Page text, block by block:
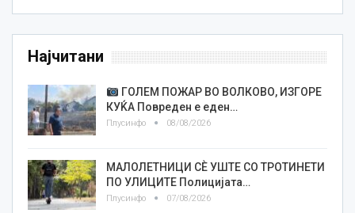
Најчитани
ГОЛЕМ ПОЖАР ВО ВОЛКОВО, ИЗГОРЕ
КУЌА Повреден е еден…
Плусинфо 08/08/2026
МАЛОЛЕТНИЦИ СÈ УШТЕ СО ТРОТИНЕТИ
ПО УЛИЦИТЕ Полицијата…
Плусинфо 07/08/2026